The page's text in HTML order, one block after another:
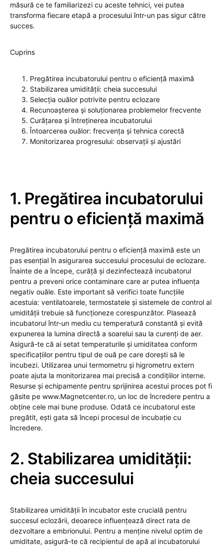
măsură ce te familiarizezi cu aceste tehnici, vei putea
transforma fiecare etapă a procesului într-un pas sigur către
succes.
Cuprins
Pregătirea incubatorului pentru o eficiență maximă
Stabilizarea umidității: cheia succesului
Selecția ouălor potrivite pentru eclozare
Recunoașterea și soluționarea problemelor frecvente
Curățarea și întreținerea incubatorului
Întoarcerea ouălor: frecvența și tehnica corectă
Monitorizarea progresului: observații și ajustări
1. Pregătirea incubatorului
pentru o eficiență maximă
Pregătirea incubatorului pentru o eficiență maximă este un
pas esențial în asigurarea succesului procesului de eclozare.
Înainte de a începe, curăță și dezinfectează incubatorul
pentru a preveni orice contaminare care ar putea influența
negativ ouăle. Este important să verifici toate funcțiile
acestuia: ventilatoarele, termostatele și sistemele de control al
umidității trebuie să funcționeze corespunzător. Plasează
incubatorul într-un mediu cu temperatură constantă și evită
expunerea la lumina directă a soarelui sau la curenți de aer.
Asigură-te că ai setat temperaturile și umiditatea conform
specificațiilor pentru tipul de ouă pe care dorești să le
incubezi. Utilizarea unui termometru și higrometru extern
poate ajuta la monitorizarea mai precisă a condițiilor interne.
Resurse și echipamente pentru sprijinirea acestui proces pot fi
găsite pe www.Magnetcenter.ro, un loc de încredere pentru a
obține cele mai bune produse. Odată ce incubatorul este
pregătit, ești gata să începi procesul de incubație cu
încredere.
2. Stabilizarea umidității:
cheia succesului
Stabilizarea umidității în incubator este crucială pentru
succesul eclozării, deoarece influențează direct rata de
dezvoltare a embrionului. Pentru a menține nivelul optim de
umiditate, asigură-te că recipientul de apă al incubatorului